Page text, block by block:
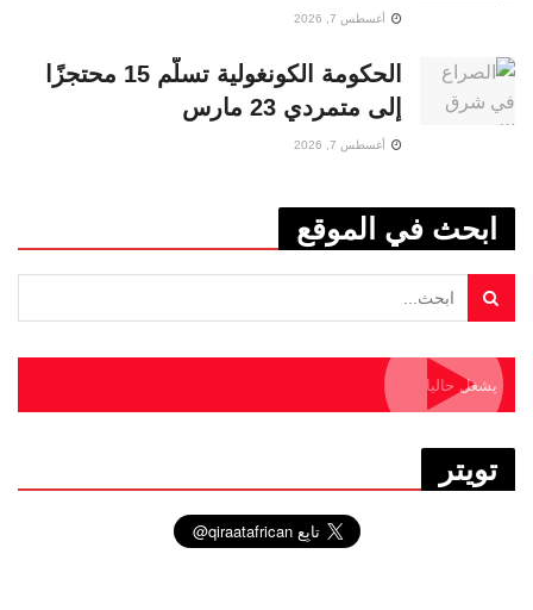
أغسطس 7, 2026
الحكومة الكونغولية تسلّم 15 محتجزًا
إلى متمردي 23 مارس
أغسطس 7, 2026
ابحث في الموقع
يشغل حاليا
تويتر